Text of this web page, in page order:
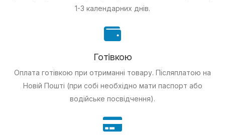
1-3 календарних днів.
Готівкою
Оплата готівкою при отриманні товару. Післяплатою на
Новій Пошті (при собі необхідно мати паспорт або
водійське посвідчення).